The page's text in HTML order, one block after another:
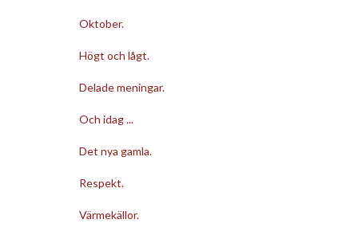
Oktober.
Högt och lågt.
Delade meningar.
Och idag ...
Det nya gamla.
Respekt.
Värmekällor.